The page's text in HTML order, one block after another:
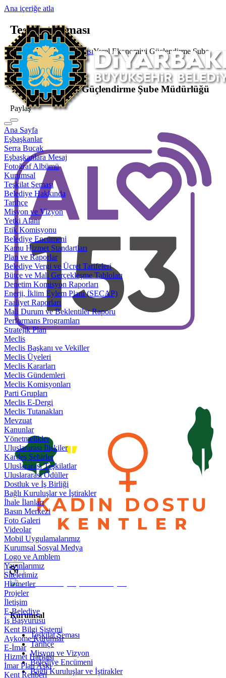
Ana içeriğe atla
Ana Sayfa
Eşbaşkanlar
Serra Bucak
Eşbaşkanlara Mesaj
Fotoğraf Albümü
Kurumsal
Teşkilat Şeması
Belediye Hakkında
Tarihçe
Misyon ve Vizyon
Yetki Alanı
Etik Komisyonu
Belediye Encümeni
Kamu Hizmet Standartları
Plan ve Raporlar
Belediye Vergi ve Ücret Tarifeleri
Bütçe ve Mali Gerçekleşme Tabloları
Denetim Komisyon Raporları
Enerji, İklim Eylem Planı (SECAP)
Faaliyet Raporları
Mali Durum ve Beklentiler Raporu
Performans Programları
Stratejik Plan
Meclis
Meclis Başkanı ve Vekiller
Meclis Üyeleri
Meclis Kararları
Meclis Gündemleri
Meclis Komisyonları
Parti Grupları
Meclis E-Dergi
Meclis Tutanakları
Mevzuat
Kanunlar
Yönetmelikler
Uluslararası İlişkiler
Kardeş Şehirler
Uluslararası Teşkilatlar
Uluslararası Ödüller
Dostluk ve İş Birliği
Bağlı Kuruluşlar ve İştirakler
İhale İlanları
Basın Merkezi
Foto Galeri
Videolar
Mobil Uygulamalarımız
Kurumsal Sosyal Medya
Logo ve Amblem
Yayınlarımız
Sitelerimiz
Hizmetler
Projeler
İletişim
E-Belediye
İş Başvurusu
Kent Bilgi Sistemi
Aykome Kurumlar
E-İmar
Hizmet Haritası
İmar Plan Askı
Kent Rehberi
Teşkilat Şeması
Ana SayfaTeşkilat ŞemasıYerel Ekonomiyi Güçlendirme Şube
Müdürlüğü
Şube Müdürlüğü
Yerel Ekonomiyi Güçlendirme Şube Müdürlüğü
Paylaş
Kurumsal
Teşkilat Şeması
Tarihçe
Misyon ve Vizyon
Belediye Encümeni
Bağlı Kuruluşlar ve İştirakler